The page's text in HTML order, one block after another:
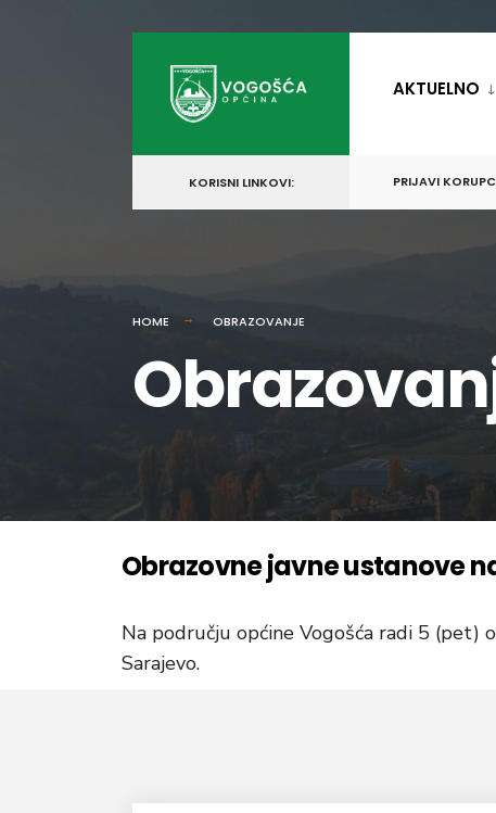
AKTUELNO
KORISNI LINKOVI: PRIJAVI
HOME OBRAZOVANJE
Obrazovne javne ustanove
Na području općine Vogošća radi 5 (pet)
Sarajevo.